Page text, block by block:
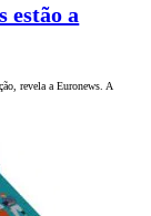
estão a
revela a Euronews. A